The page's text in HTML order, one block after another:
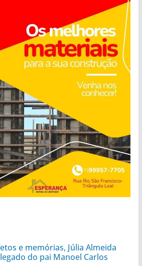
e memórias, Júlia Almeida
do pai Manoel Carlos